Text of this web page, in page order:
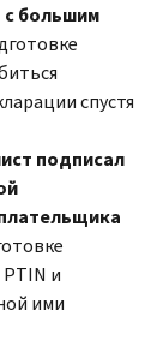
с большим
спустя
подписал
PTIN и
ими